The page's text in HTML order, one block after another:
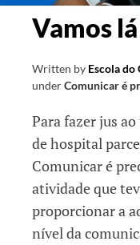
Vamos
Written by Escola do
underComunicar é
Para fazer jus
de hospital
Comunicar é
atividade que
proporcionar a
nível da